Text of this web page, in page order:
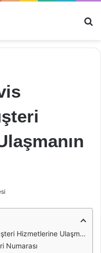
Ulaşmanın Yolu
Numarası